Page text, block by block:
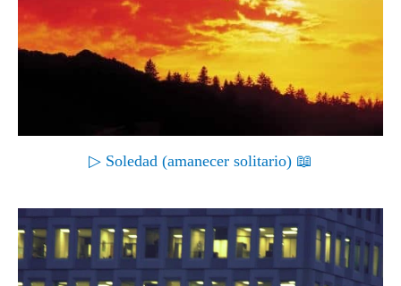
▷ Soledad (amanecer solitario) 📖